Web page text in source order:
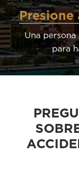
Presione
Una persona
para